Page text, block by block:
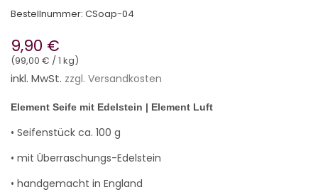
Bestellnummer: CSoap-04
9,90 €
(99,00 € / 1 kg)
inkl. MwSt. zzgl. Versandkosten
Element Seife mit Edelstein | Element Luft
• Seifenstück ca. 100 g
• mit Überraschungs-Edelstein
• handgemacht in England